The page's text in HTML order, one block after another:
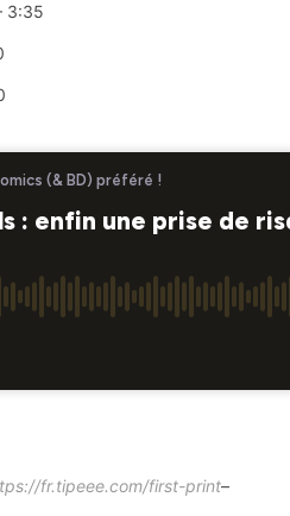
3:35
fr.tipeee.com/first-print–